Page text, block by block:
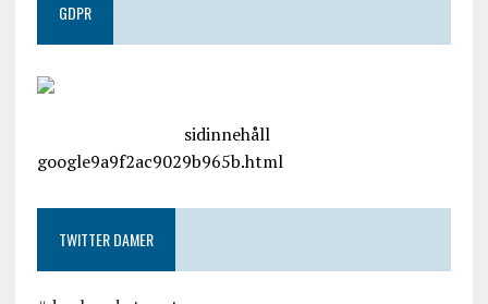
GDPR
sidinnehåll
google9a9f2ac9029b965b.html
TWITTER DAMER